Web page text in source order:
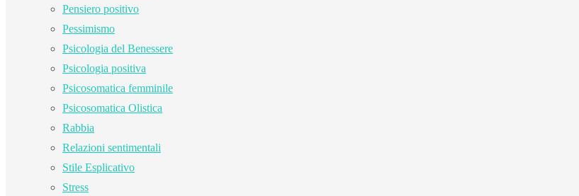
Pensiero positivo
Pessimismo
Psicologia del Benessere
Psicologia positiva
Psicosomatica femminile
Psicosomatica Olistica
Rabbia
Relazioni sentimentali
Stile Esplicativo
Stress